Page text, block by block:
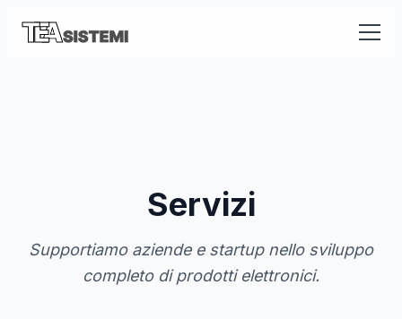
Servizi
Supportiamo aziende e startup nello sviluppo
completo di prodotti elettronici.